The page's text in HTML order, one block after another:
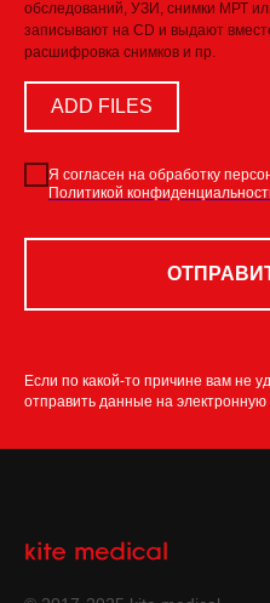
обследований, УЗИ, снимки МРТ
записывают на CD и выдают
расшифровка снимков и пр.
ADD FILES
Я согласен на обработку
Политикой
Если по какой-то причине вам не
отправить данные на